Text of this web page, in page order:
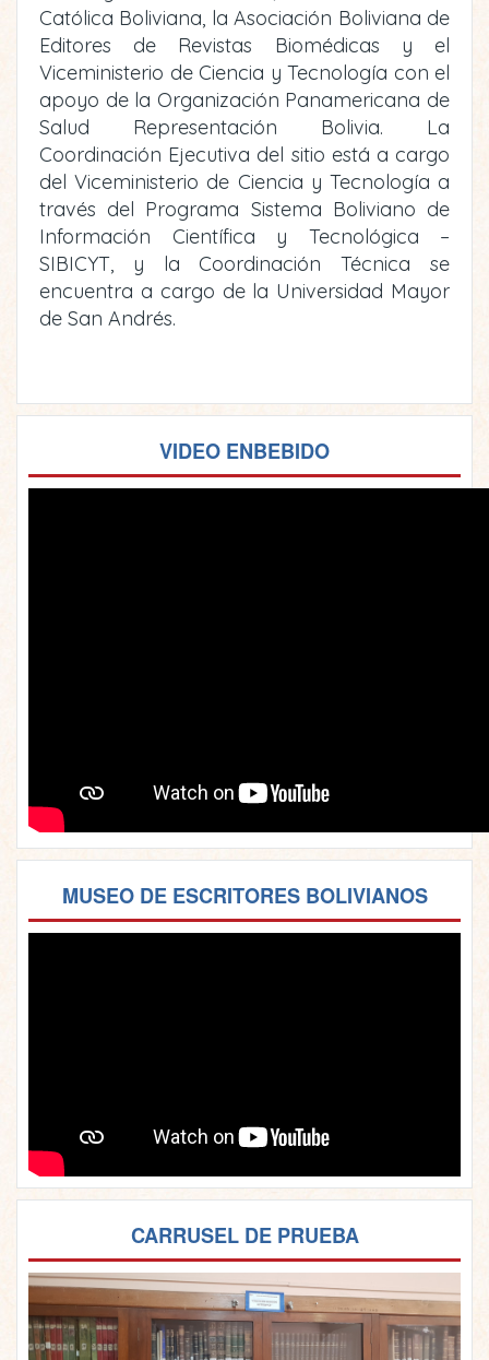
Católica Boliviana, la Asociación Boliviana de
Editores de Revistas Biomédicas y el
Viceministerio de Ciencia y Tecnología con el
apoyo de la Organización Panamericana de
Salud Representación Bolivia. La
Coordinación Ejecutiva del sitio está a cargo
del Viceministerio de Ciencia y Tecnología a
través del Programa Sistema Boliviano de
Información Científica y Tecnológica –
SIBICYT, y la Coordinación Técnica se
encuentra a cargo de la Universidad Mayor
de San Andrés.
VIDEO ENBEBIDO
MUSEO DE ESCRITORES BOLIVIANOS
CARRUSEL DE PRUEBA